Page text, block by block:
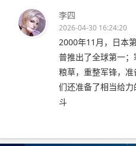
李四
2026-04-30 16:24:20
2000年11月，日本
普推出了全球第一
粮草，重整军锋，
们还准备了相当给
斗